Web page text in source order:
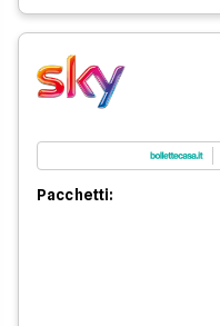
Pacchetti: